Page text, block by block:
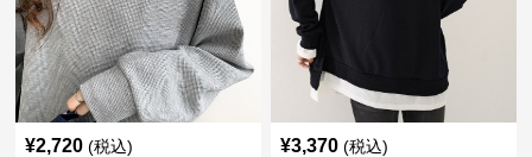
¥2,720 (税込) ¥3,370 (税込)